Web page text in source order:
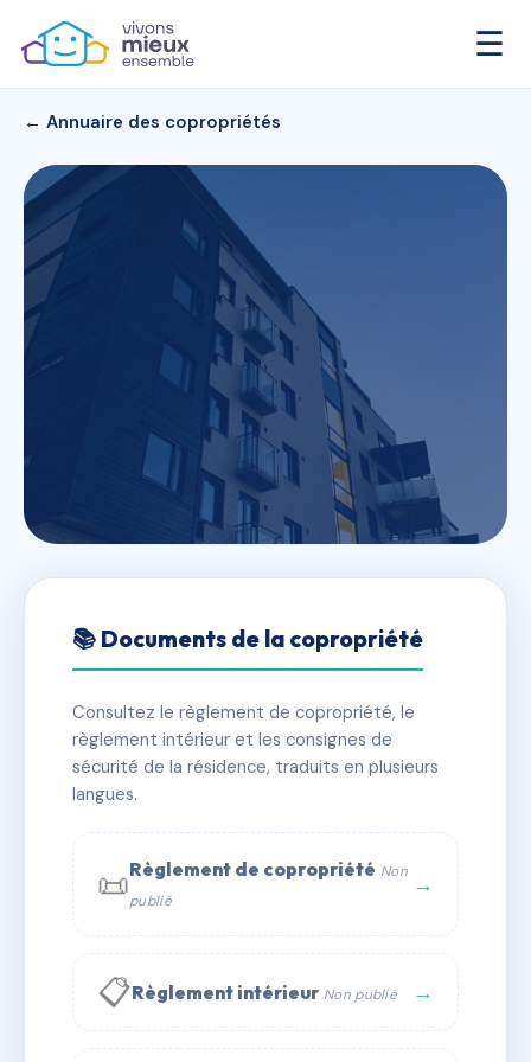
☰
← Annuaire des copropriétés
Syndic 17 rue Lejeune
✓ Immatriculée 🏠 8 lots 🏗 1 bâtiment(s)
📞 Contacter Syndic Digital
📚 Documents de la copropriété
Consultez le règlement de copropriété, le
règlement intérieur et les consignes de
sécurité de la résidence, traduits en plusieurs
langues.
📜Règlement de copropriété Non
publié
→
📋Règlement intérieur Non publié →